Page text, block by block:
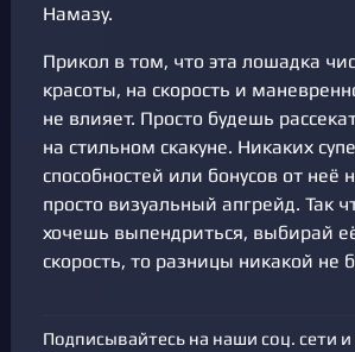
Намазу.
Прикол в том, что эта лошадка
красоты, на скорость и
не влияет. Просто будешь
на стильном скакуне. Никаких
способностей или бонусов от неё
просто визуальный апгрейд. Так
хочешь выпендриться, выбирай
скорость, то разницы никакой не
Подписывайтесь на наши соц. сети